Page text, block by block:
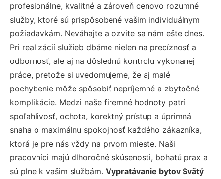
profesionálne, kvalitné a zároveň cenovo rozumné
služby, ktoré sú prispôsobené vašim individuálnym
požiadavkám. Neváhajte a ozvite sa nám ešte dnes.
Pri realizácií služieb dbáme nielen na precíznosť a
odbornosť, ale aj na dôslednú kontrolu vykonanej
práce, pretože si uvedomujeme, že aj malé
pochybenie môže spôsobiť nepríjemné a zbytočné
komplikácie. Medzi naše firemné hodnoty patrí
spoľahlivosť, ochota, korektný prístup a úprimná
snaha o maximálnu spokojnosť každého zákazníka,
ktorá je pre nás vždy na prvom mieste. Naši
pracovníci majú dlhoročné skúsenosti, bohatú prax a
sú plne k vašim službám. Vypratávanie bytov Svätý